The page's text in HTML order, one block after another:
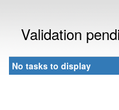
Validation
No tasks to display